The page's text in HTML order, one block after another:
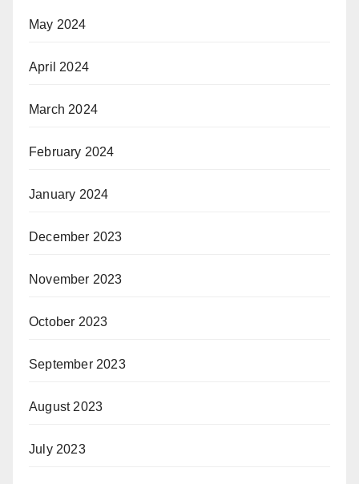
May 2024
April 2024
March 2024
February 2024
January 2024
December 2023
November 2023
October 2023
September 2023
August 2023
July 2023